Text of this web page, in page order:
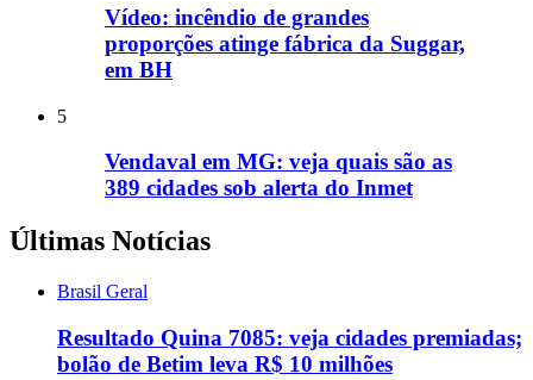
Vídeo: incêndio de grandes
proporções atinge fábrica da Suggar,
em BH
5
Vendaval em MG: veja quais são as
389 cidades sob alerta do Inmet
Últimas Notícias
Brasil Geral
Resultado Quina 7085: veja cidades premiadas;
bolão de Betim leva R$ 10 milhões